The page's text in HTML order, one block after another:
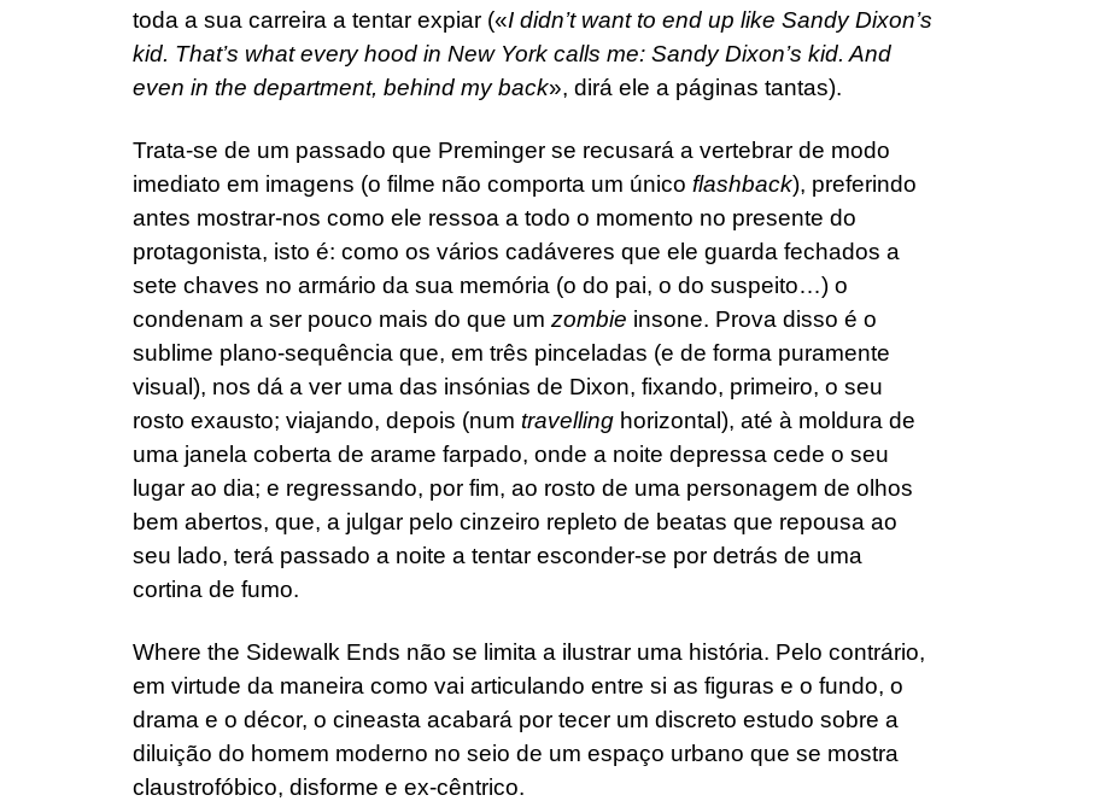
toda a sua carreira a tentar expiar («I didn’t want to end up like Sandy Dixon’s
kid. That’s what every hood in New York calls me: Sandy Dixon’s kid. And
even in the department, behind my back», dirá ele a páginas tantas).
Trata-se de um passado que Preminger se recusará a vertebrar de modo
imediato em imagens (o filme não comporta um único flashback), preferindo
antes mostrar-nos como ele ressoa a todo o momento no presente do
protagonista, isto é: como os vários cadáveres que ele guarda fechados a
sete chaves no armário da sua memória (o do pai, o do suspeito…) o
condenam a ser pouco mais do que um zombie insone. Prova disso é o
sublime plano-sequência que, em três pinceladas (e de forma puramente
visual), nos dá a ver uma das insónias de Dixon, fixando, primeiro, o seu
rosto exausto; viajando, depois (num travelling horizontal), até à moldura de
uma janela coberta de arame farpado, onde a noite depressa cede o seu
lugar ao dia; e regressando, por fim, ao rosto de uma personagem de olhos
bem abertos, que, a julgar pelo cinzeiro repleto de beatas que repousa ao
seu lado, terá passado a noite a tentar esconder-se por detrás de uma
cortina de fumo.
Where the Sidewalk Ends não se limita a ilustrar uma história. Pelo contrário,
em virtude da maneira como vai articulando entre si as figuras e o fundo, o
drama e o décor, o cineasta acabará por tecer um discreto estudo sobre a
diluição do homem moderno no seio de um espaço urbano que se mostra
claustrofóbico, disforme e ex-cêntrico.